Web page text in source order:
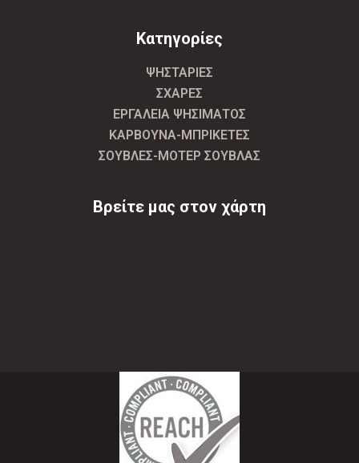
Κατηγορίες
ΨΗΣΤΑΡΙΕΣ
ΣΧΑΡΕΣ
ΕΡΓΑΛΕΙΑ ΨΗΣΙΜΑΤΟΣ
ΚΑΡΒΟΥΝΑ-ΜΠΡΙΚΕΤΕΣ
ΣΟΥΒΛΕΣ-ΜΟΤΕΡ ΣΟΥΒΛΑΣ
Βρείτε μας στον χάρτη